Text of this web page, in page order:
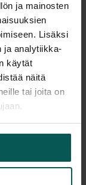
ja mainosten
Lisäksi
ja analytiikka-
käytät
näitä
tai joita on
ja kestäviä
esimerkiksi
tiloissa,
arjen käyttöä